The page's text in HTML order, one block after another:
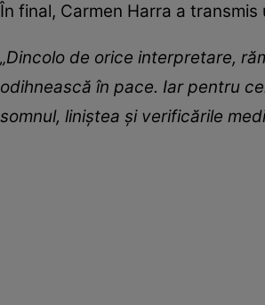
În final, Carmen Harra a
„Dincolo de orice interpretare,
odihnească în pace. Iar pentru
somnul, liniștea și verificările